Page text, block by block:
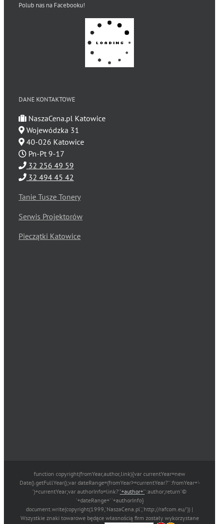
Polub nas na Facebooku!
DANE KONTAKTOWE
NaszaCena.pl Katowice
Wojewódzka 31
40-026 Katowice
Pn-Pt 9-17
32 256 49 59
32 494 45 42
Tanie Tusze Tonery
Serwis Projektorów
Pieczątki Katowice
function copyright(fromYear,author,link){var currentYear=new
Date().getFullYear();var dateRange=(fromYear>=currentYear?'':fromYear+'-
')+currentYear;var authorInfo=link?''+author+'':author;return'©
'+dateRange+' '+authorInfo}
document.write(copyright(1999,'NaszaCena.pl','http://rafcom.eu/')) |
Wszystkie znaki towarowe będące własnością firm zostały wykorzystane